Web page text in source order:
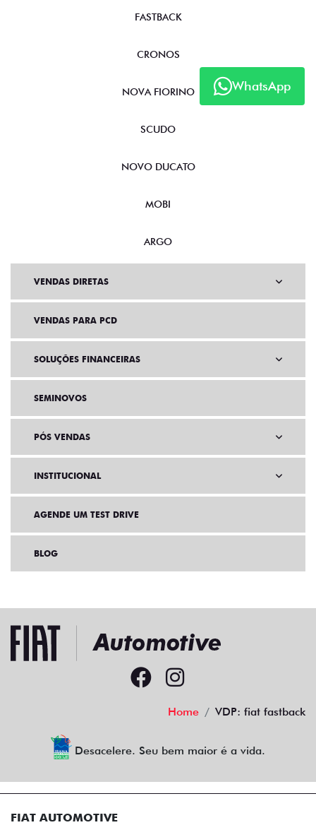
WhatsApp
FASTBACK
CRONOS
NOVA FIORINO
SCUDO
NOVO DUCATO
MOBI
ARGO
VENDAS DIRETAS
VENDAS PARA PCD
SOLUÇÕES FINANCEIRAS
SEMINOVOS
PÓS VENDAS
INSTITUCIONAL
AGENDE UM TEST DRIVE
BLOG
Home VDP: fiat fastback
Desacelere. Seu bem maior é a vida.
FIAT AUTOMOTIVE